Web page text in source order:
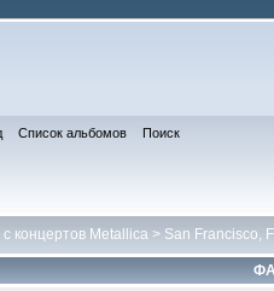
Список альбомов Поиск
концертов Metallica > San Francisco,